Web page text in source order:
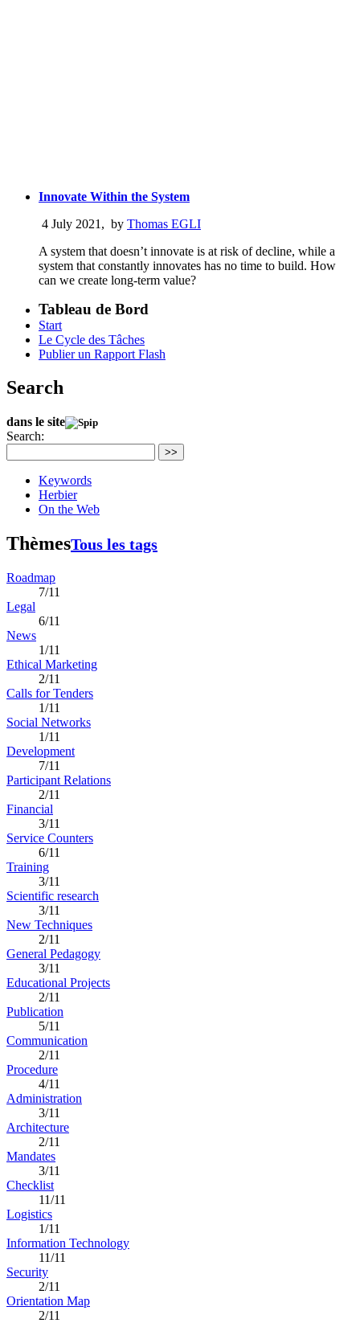
Innovate Within the System
4 July 2021 , by Thomas EGLI
A system that doesn’t innovate is at risk of decline, while a
system that constantly innovates has no time to build. How
can we create long-term value?
Tableau de Bord
Start
Le Cycle des Tâches
Publier un Rapport Flash
Search
dans le site
Search:
>>
Keywords
Herbier
On the Web
ThèmesTous les tags
Roadmap
7/11
Legal
6/11
News
1/11
Ethical Marketing
2/11
Calls for Tenders
1/11
Social Networks
1/11
Development
7/11
Participant Relations
2/11
Financial
3/11
Service Counters
6/11
Training
3/11
Scientific research
3/11
New Techniques
2/11
General Pedagogy
3/11
Educational Projects
2/11
Publication
5/11
Communication
2/11
Procedure
4/11
Administration
3/11
Architecture
2/11
Mandates
3/11
Checklist
11/11
Logistics
1/11
Information Technology
11/11
Security
2/11
Orientation Map
2/11